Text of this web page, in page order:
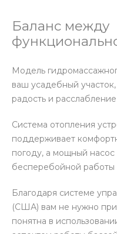
Баланс между
Модель
ваш усадебный
радость и
Система отопления
поддерживает
погоду, а мощный
бесперебойной работы
Благодаря системе
(США) вам не нужно
понятна в